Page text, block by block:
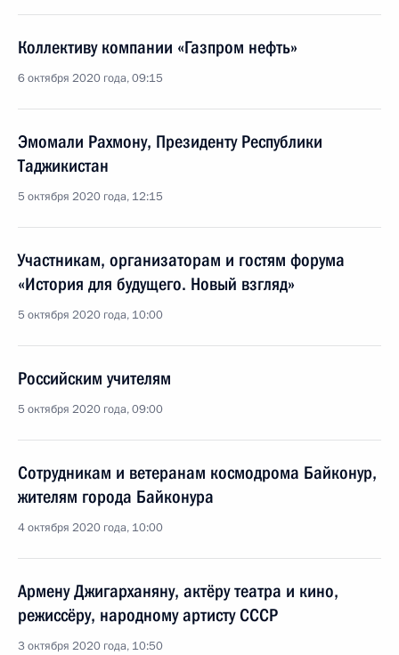
Коллективу компании «Газпром нефть»
6 октября 2020 года, 09:15
Эмомали Рахмону, Президенту Республики
Таджикистан
5 октября 2020 года, 12:15
Участникам, организаторам и гостям форума
«История для будущего. Новый взгляд»
5 октября 2020 года, 10:00
Российским учителям
5 октября 2020 года, 09:00
Сотрудникам и ветеранам космодрома Байконур,
жителям города Байконура
4 октября 2020 года, 10:00
Армену Джигарханяну, актёру театра и кино,
режиссёру, народному артисту СССР
3 октября 2020 года, 10:50